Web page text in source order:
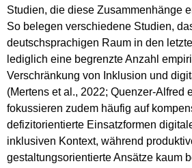
Studien, die diese Zusammenhänge
So belegen verschiedene Studien,
deutschsprachigen Raum in den
lediglich eine begrenzte Anzahl
Verschränkung von Inklusion und
(Mertens et al., 2022; Quenzer-Alfred
fokussieren zudem häufig auf
defizitorientierte Einsatzformen
inklusiven Kontext, während
gestaltungsorientierte Ansätze kaum